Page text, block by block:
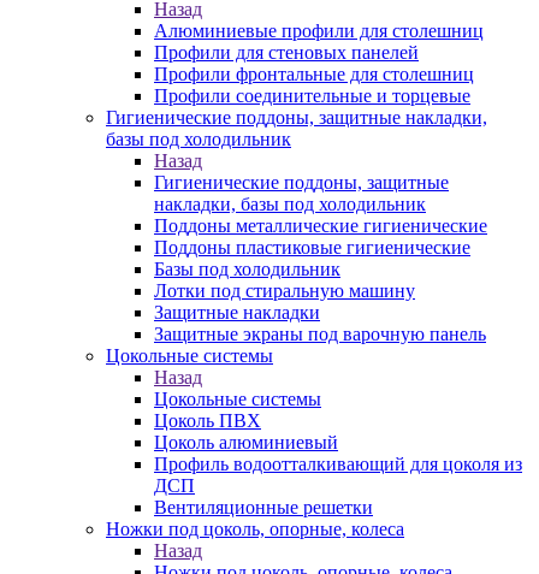
Назад
Алюминиевые профили для столешниц
Профили для стеновых панелей
Профили фронтальные для столешниц
Профили соединительные и торцевые
Гигиенические поддоны, защитные накладки,
базы под холодильник
Назад
Гигиенические поддоны, защитные
накладки, базы под холодильник
Поддоны металлические гигиенические
Поддоны пластиковые гигиенические
Базы под холодильник
Лотки под стиральную машину
Защитные накладки
Защитные экраны под варочную панель
Цокольные системы
Назад
Цокольные системы
Цоколь ПВХ
Цоколь алюминиевый
Профиль водоотталкивающий для цоколя из
ДСП
Вентиляционные решетки
Ножки под цоколь, опорные, колеса
Назад